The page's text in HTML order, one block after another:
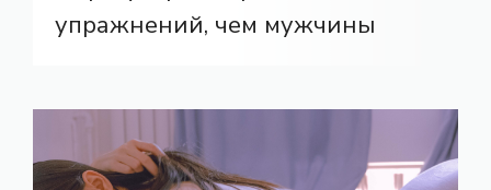
упражнений, чем мужчины